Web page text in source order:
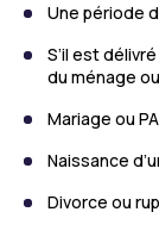
Une période
S’il est
du ménage
Mariage ou
Naissance
Divorce ou